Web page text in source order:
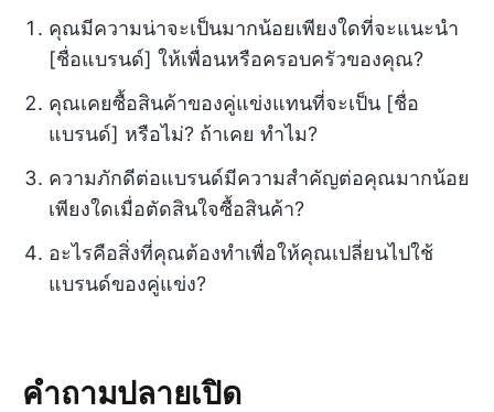
คุณมีความน่าจะเป็นมากน้อยเพียงใดที่จะแนะนำ
[ชื่อแบรนด์] ให้เพื่อนหรือครอบครัวของคุณ?
คุณเคยซื้อสินค้าของคู่แข่งแทนที่จะเป็น [ชื่อ
แบรนด์] หรือไม่? ถ้าเคย ทำไม?
ความภักดีต่อแบรนด์มีความสำคัญต่อคุณมากน้อย
เพียงใดเมื่อตัดสินใจซื้อสินค้า?
อะไรคือสิ่งที่คุณต้องทำเพื่อให้คุณเปลี่ยนไปใช้
แบรนด์ของคู่แข่ง?
คำถามปลายเปิด